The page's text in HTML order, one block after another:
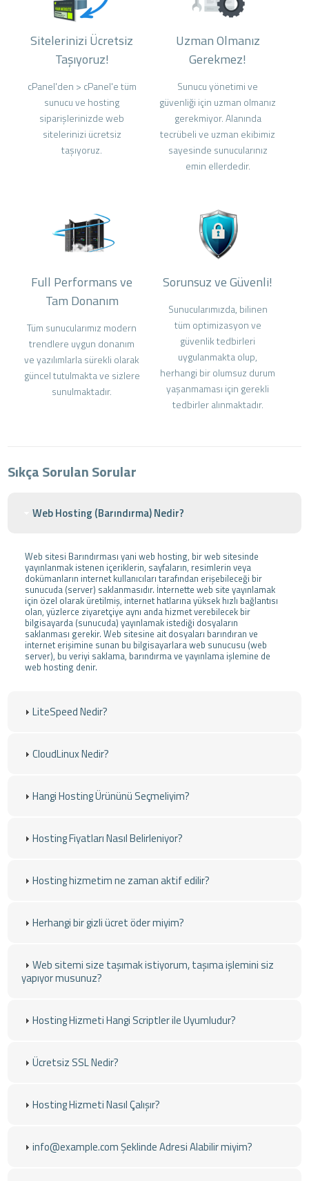
Sitelerinizi Ücretsiz
Taşıyoruz!
cPanel'den > cPanel'e tüm
sunucu ve hosting
siparişlerinizde web
sitelerinizi ücretsiz
taşıyoruz.
Uzman Olmanız
Gerekmez!
Sunucu yönetimi ve
güvenliği için uzman olmanız
gerekmiyor. Alanında
tecrübeli ve uzman ekibimiz
sayesinde sunucularınız
emin ellerdedir.
Full Performans ve
Tam Donanım
Tüm sunucularımız modern
trendlere uygun donanım
ve yazılımlarla sürekli olarak
güncel tutulmakta ve sizlere
sunulmaktadır.
Sorunsuz ve Güvenli!
Sunucularımızda, bilinen
tüm optimizasyon ve
güvenlik tedbirleri
uygulanmakta olup,
herhangi bir olumsuz durum
yaşanmaması için gerekli
tedbirler alınmaktadır.
Sıkça Sorulan Sorular
Web Hosting (Barındırma) Nedir?
Web sitesi Barındırması yani web hosting, bir web sitesinde
yayınlanmak istenen içeriklerin, sayfaların, resimlerin veya
dokümanların internet kullanıcıları tarafından erişebileceği bir
sunucuda (server) saklanmasıdır. İnternette web site yayınlamak
için özel olarak üretilmiş, internet hatlarına yüksek hızlı bağlantısı
olan, yüzlerce ziyaretçiye aynı anda hizmet verebilecek bir
bilgisayarda (sunucuda) yayınlamak istediği dosyaların
saklanması gerekir. Web sitesine ait dosyaları barındıran ve
internet erişimine sunan bu bilgisayarlara web sunucusu (web
server), bu veriyi saklama, barındırma ve yayınlama işlemine de
web hosting denir.
LiteSpeed Nedir?
CloudLinux Nedir?
Hangi Hosting Ürününü Seçmeliyim?
Hosting Fiyatları Nasıl Belirleniyor?
Hosting hizmetim ne zaman aktif edilir?
Herhangi bir gizli ücret öder miyim?
Web sitemi size taşımak istiyorum, taşıma işlemini siz
yapıyor musunuz?
Hosting Hizmeti Hangi Scriptler ile Uyumludur?
Ücretsiz SSL Nedir?
Hosting Hizmeti Nasıl Çalışır?
info@example.com Şeklinde Adresi Alabilir miyim?